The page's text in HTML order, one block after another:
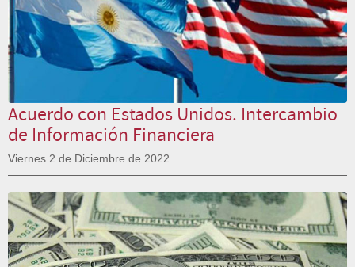
Acuerdo con Estados Unidos. Intercambio
de Información Financiera
Viernes 2 de Diciembre de 2022